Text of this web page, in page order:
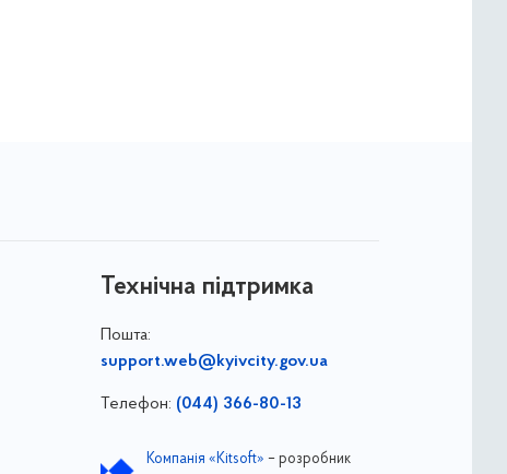
Технічна підтримка
Пошта:
support.web@kyivcity.gov.ua
Телефон: (044) 366-80-13
Компанія «Kitsoft» – розробник